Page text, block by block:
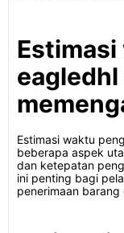
Estimasi waktu
beberapa aspek
dan ketepatan
ini penting bagi
penerimaan